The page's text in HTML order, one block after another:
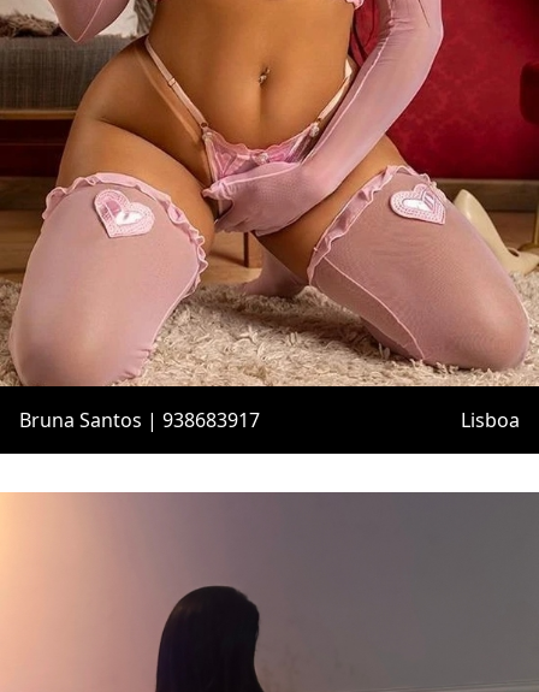
Bruna Santos | 938683917 Lisboa